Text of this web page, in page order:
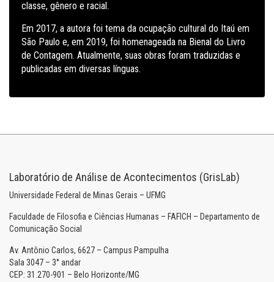
classe, gênero e racial.
Em 2017, a autora foi tema da ocupação cultural do Itaú em
São Paulo e, em 2019, foi homenageada na Bienal do Livro
de Contagem. Atualmente, suas obras foram traduzidas e
publicadas em diversas línguas.
Laboratório de Análise de Acontecimentos (GrisLab)
Universidade Federal de Minas Gerais – UFMG
Faculdade de Filosofia e Ciências Humanas – FAFICH – Departamento de
Comunicação Social
Av. Antônio Carlos, 6627 – Campus Pampulha
Sala 3047 – 3° andar
CEP: 31.270-901 – Belo Horizonte/MG